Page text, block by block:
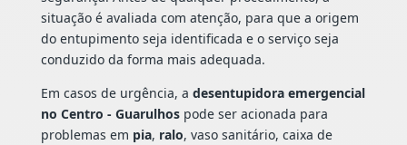
situação é avaliada com atenção, para que a origem
do entupimento seja identificada e o serviço seja
conduzido da forma mais adequada.
Em casos de urgência, a desentupidora emergencial
no Centro - Guarulhospode ser acionada para
problemas em pia, ralo, vaso sanitário, caixa de